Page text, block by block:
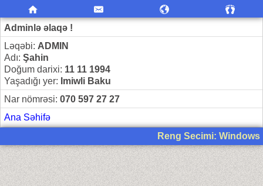
Adminlə əlaqə !
Ləqəbi: ADMIN
Adı: Şahin
Doğum darixi: 11 11 1994
Yaşadığı yer: Imiwli Baku
Nar nömrəsi: 070 597 27 27
Ana Səhifə
Reng Secimi: Windows